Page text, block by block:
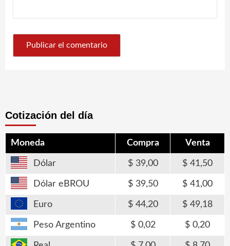
Cotización del día
Moneda Compra Venta
Dólar 39,00 41,50
Dólar eBROU 39,50 41,00
Euro 44,20 49,18
Peso Argentino 0,02 0,20